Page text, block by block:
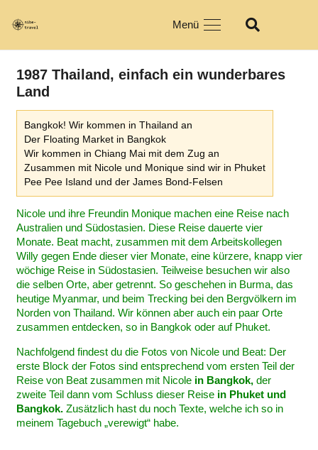
Menü
1987 Thailand, einfach ein wunderbares
Land
Bangkok! Wir kommen in Thailand an
Der Floating Market in Bangkok
Wir kommen in Chiang Mai mit dem Zug an
Zusammen mit Nicole und Monique sind wir in Phuket
Pee Pee Island und der James Bond-Felsen
Nicole und ihre Freundin Monique machen eine Reise nach
Australien und Südostasien. Diese Reise dauerte vier
Monate. Beat macht, zusammen mit dem Arbeitskollegen
Willy gegen Ende dieser vier Monate, eine kürzere, knapp vier
wöchige Reise in Südostasien. Teilweise besuchen wir also
die selben Orte, aber getrennt. So geschehen in Burma, das
heutige Myanmar, und beim Trecking bei den Bergvölkern im
Norden von Thailand. Wir können aber auch ein paar Orte
zusammen entdecken, so in Bangkok oder auf Phuket.
Nachfolgend findest du die Fotos von Nicole und Beat: Der
erste Block der Fotos sind entsprechend vom ersten Teil der
Reise von Beat zusammen mit Nicole in Bangkok,der
zweite Teil dann vom Schluss dieser Reisein Phuket und
Bangkok. Zusätzlich hast du noch Texte, welche ich so in
meinem Tagebuch „verewigt“ habe.